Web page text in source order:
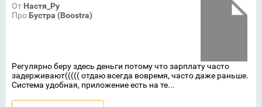
От Настя_Ру
Про Бустра (Boostra)
Регулярно беру здесь деньги потому что зарплату часто
задерживают((((( отдаю всегда вовремя, часто даже раньше.
Система удобная, приложение есть на те...